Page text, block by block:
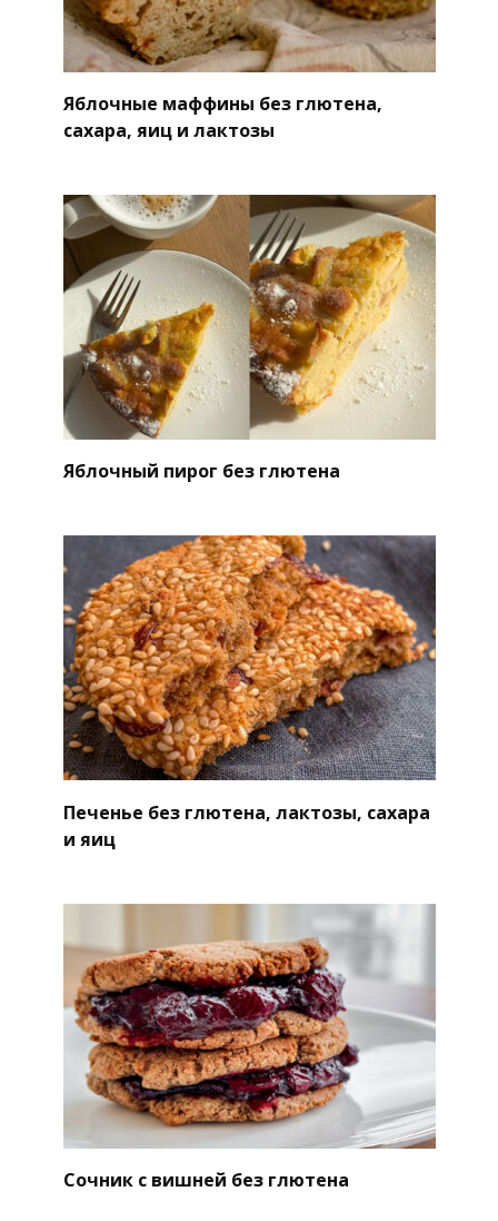
Яблочные маффины без глютена,
сахара, яиц и лактозы
Яблочный пирог без глютена
Печенье без глютена, лактозы, сахара
и яиц
Сочник с вишней без глютена